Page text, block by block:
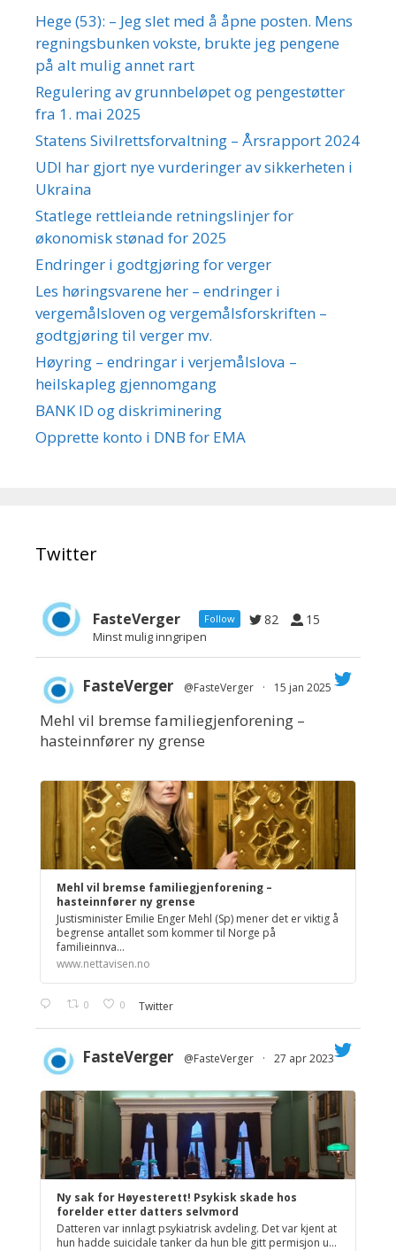
Hege (53): – Jeg slet med å åpne posten. Mens
regningsbunken vokste, brukte jeg pengene
på alt mulig annet rart
Regulering av grunnbeløpet og pengestøtter
fra 1. mai 2025
Statens Sivilrettsforvaltning – Årsrapport 2024
UDI har gjort nye vurderinger av sikkerheten i
Ukraina
Statlege rettleiande retningslinjer for
økonomisk stønad for 2025
Endringer i godtgjøring for verger
Les høringsvarene her – endringer i
vergemålsloven og vergemålsforskriften –
godtgjøring til verger mv.
Høyring – endringar i verjemålslova –
heilskapleg gjennomgang
BANK ID og diskriminering
Opprette konto i DNB for EMA
Twitter
FasteVerger Follow 82 15
Minst mulig inngripen
;
FasteVerger @FasteVerger · 15 jan 2025
Mehl vil bremse familiegjenforening –
hasteinnfører ny grense
Mehl vil bremse familiegjenforening –
hasteinnfører ny grense
Justisminister Emilie Enger Mehl (Sp) mener det er viktig å
begrense antallet som kommer til Norge på
familieinnva...
www.nettavisen.no
0 0 Twitter
;
FasteVerger @FasteVerger · 27 apr 2023
Ny sak for Høyesterett! Psykisk skade hos
forelder etter datters selvmord
Datteren var innlagt psykiatrisk avdeling. Det var kjent at
hun hadde suicidale tanker da hun ble gitt permisjon u...